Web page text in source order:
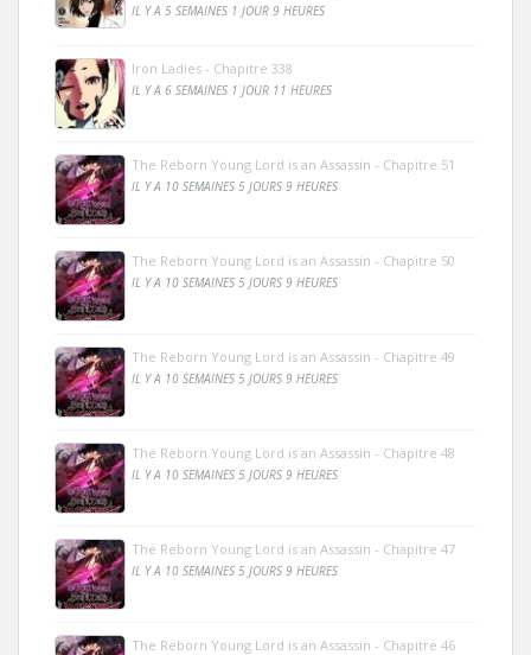
IL Y A 5 SEMAINES 1 JOUR 9 HEURES
Iron Ladies - Chapitre 338
IL Y A 6 SEMAINES 1 JOUR 11 HEURES
The Reborn Young Lord is an Assassin - Chapitre 51
IL Y A 10 SEMAINES 5 JOURS 9 HEURES
The Reborn Young Lord is an Assassin - Chapitre 50
IL Y A 10 SEMAINES 5 JOURS 9 HEURES
The Reborn Young Lord is an Assassin - Chapitre 49
IL Y A 10 SEMAINES 5 JOURS 9 HEURES
The Reborn Young Lord is an Assassin - Chapitre 48
IL Y A 10 SEMAINES 5 JOURS 9 HEURES
The Reborn Young Lord is an Assassin - Chapitre 47
IL Y A 10 SEMAINES 5 JOURS 9 HEURES
The Reborn Young Lord is an Assassin - Chapitre 46